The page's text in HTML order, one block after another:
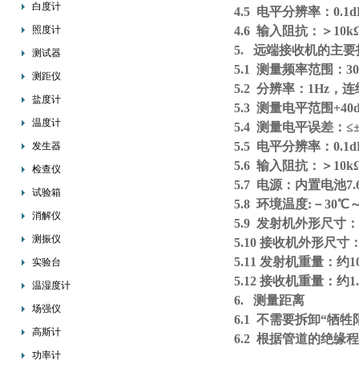
白度计
照度计
测试器
测距仪
盐度计
温度计
发生器
检查仪
试验箱
消解仪
测振仪
实验台
温湿度计
场强仪
高斯计
功率计
4.5 电平分辨率：
4.6 输入阻抗：＞
5. 远端接收机的主要
5.1 测量频率范围：
5.2 分辨率：1Hz，连
5.3 测量电平范围
5.4 测量电平误差：
5.5 电平分辨率：
5.6 输入阻抗：＞
5.7 电源：内置电池
5.8 环境温度:－30℃
5.9 发射机外形尺寸
5.10 接收机外形尺寸
5.11 发射机重量：约
5.12 接收机重量：约
6. 测量距离
6.1 不需要拆卸“牺牲
6.2 根据管道的绝缘